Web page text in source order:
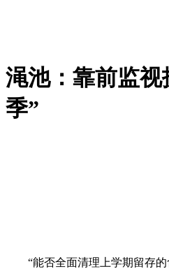
渑池：靠前监
季”
“能否全面清理上学期留存的